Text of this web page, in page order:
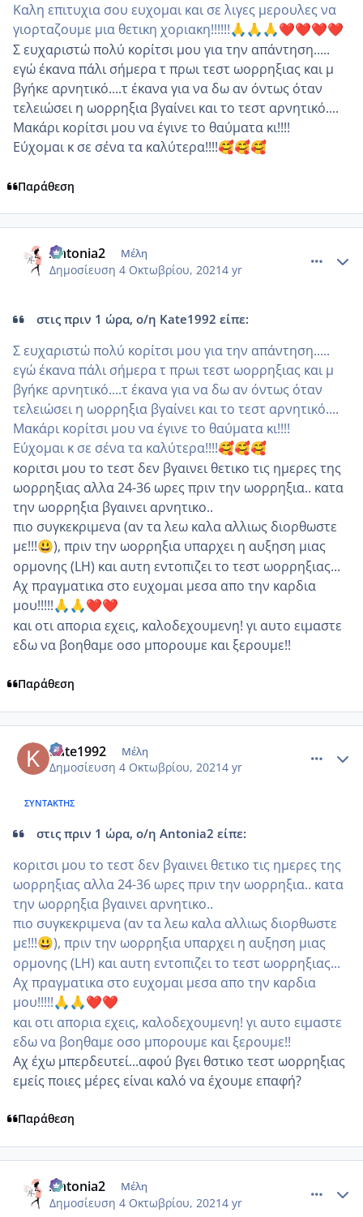
Καλη επιτυχια σου ευχομαι και σε λιγες μερουλες να
γιορταζουμε μια θετικη χοριακη!!!!!!🙏 🙏 🙏❤️❤️❤️❤️
Σ ευχαριστώ πολύ κορίτσι μου για την απάντηση.....
εγώ έκανα πάλι σήμερα τ πρωι τεστ ωορρηξιας και μ
βγήκε αρνητικό....τ έκανα για να δω αν όντως όταν
τελειώσει η ωορρηξια βγαίνει και το τεστ αρνητικό....
Μακάρι κορίτσι μου να έγινε το θαύματα κι!!!!
Εύχομαι κ σε σένα τα καλύτερα!!!!🥰🥰🥰
Παράθεση
Antonia2 Μέλη
Δημοσίευση 4 Οκτωβρίου, 20214 yr
στις πριν 1 ώρα, ο/η Kate1992 είπε:
Σ ευχαριστώ πολύ κορίτσι μου για την απάντηση.....
εγώ έκανα πάλι σήμερα τ πρωι τεστ ωορρηξιας και μ
βγήκε αρνητικό....τ έκανα για να δω αν όντως όταν
τελειώσει η ωορρηξια βγαίνει και το τεστ αρνητικό....
Μακάρι κορίτσι μου να έγινε το θαύματα κι!!!!
Εύχομαι κ σε σένα τα καλύτερα!!!!🥰🥰🥰
κοριτσι μου το τεστ δεν βγαινει θετικο τις ημερες της
ωορρηξιας αλλα 24-36 ωρες πριν την ωορρηξια.. κατα
την ωορρηξια βγαινει αρνητικο..
πιο συγκεκριμενα (αν τα λεω καλα αλλιως διορθωστε
με!!!😃), πριν την ωορρηξια υπαρχει η αυξηση μιας
ορμονης (LH) και αυτη εντοπιζει το τεστ ωορρηξιας...
Αχ πραγματικα στο ευχομαι μεσα απο την καρδια
μου!!!!!🙏 🙏❤️❤️
και οτι απορια εχεις, καλοδεχουμενη! γι αυτο ειμαστε
εδω να βοηθαμε οσο μπορουμε και ξερουμε!!
Παράθεση
Kate1992 Μέλη
Δημοσίευση 4 Οκτωβρίου, 20214 yr
ΣΥΝΤΆΚΤΗΣ
στις πριν 1 ώρα, ο/η Antonia2 είπε:
κοριτσι μου το τεστ δεν βγαινει θετικο τις ημερες της
ωορρηξιας αλλα 24-36 ωρες πριν την ωορρηξια.. κατα
την ωορρηξια βγαινει αρνητικο..
πιο συγκεκριμενα (αν τα λεω καλα αλλιως διορθωστε
με!!!😃), πριν την ωορρηξια υπαρχει η αυξηση μιας
ορμονης (LH) και αυτη εντοπιζει το τεστ ωορρηξιας...
Αχ πραγματικα στο ευχομαι μεσα απο την καρδια
μου!!!!!🙏 🙏❤️❤️
και οτι απορια εχεις, καλοδεχουμενη! γι αυτο ειμαστε
εδω να βοηθαμε οσο μπορουμε και ξερουμε!!
Αχ έχω μπερδευτεί...αφού βγει θστικο τεστ ωορρηξιας
εμείς ποιες μέρες είναι καλό να έχουμε επαφή?
Παράθεση
Antonia2 Μέλη
Δημοσίευση 4 Οκτωβρίου, 20214 yr